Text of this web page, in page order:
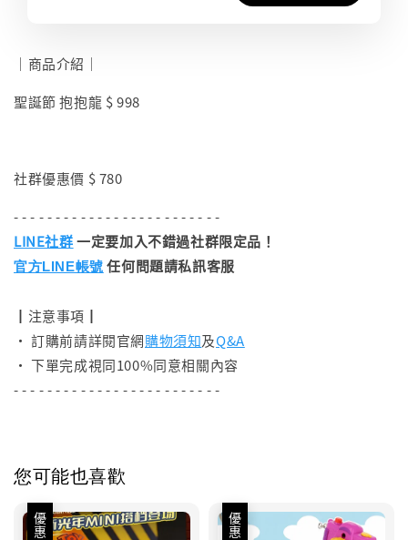
｜商品介紹｜
聖誕節 抱抱龍 $ 998
社群優惠價 $ 780
- - - - - - - - - - - - - - - - - - - - - - - - -
LINE社群一定要加入不錯過社群限定品！
官方LINE帳號 任何問題請私訊客服
┃注意事項┃
• 訂購前請詳閱官網購物須知及Q&A
• 下單完成視同100%同意相關內容
- - - - - - - - - - - - - - - - - - - - - - - - -
您可能也喜歡
優惠 優惠